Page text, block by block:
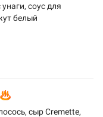
соус для
белый
сыр Cremette,